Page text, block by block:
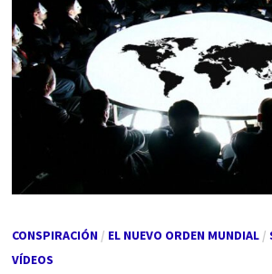
CONSPIRACIÓN/ EL NUEVO ORDEN MUNDIAL/
VÍDEOS